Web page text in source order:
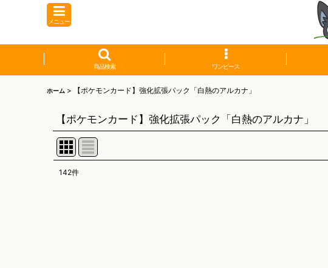
メニュー
商品検索 ワンピース
ホーム > 【ポケモンカード】強化拡張パック「白熱のアルカナ」
【ポケモンカード】強化拡張パック「白熱のアルカナ」
142件